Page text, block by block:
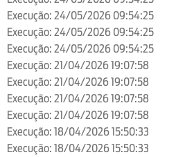
Execução: 24/05/2026 09:54:25
Execução: 24/05/2026 09:54:25
Execução: 24/05/2026 09:54:25
Execução: 21/04/2026 19:07:58
Execução: 21/04/2026 19:07:58
Execução: 21/04/2026 19:07:58
Execução: 21/04/2026 19:07:58
Execução: 18/04/2026 15:50:33
Execução: 18/04/2026 15:50:33